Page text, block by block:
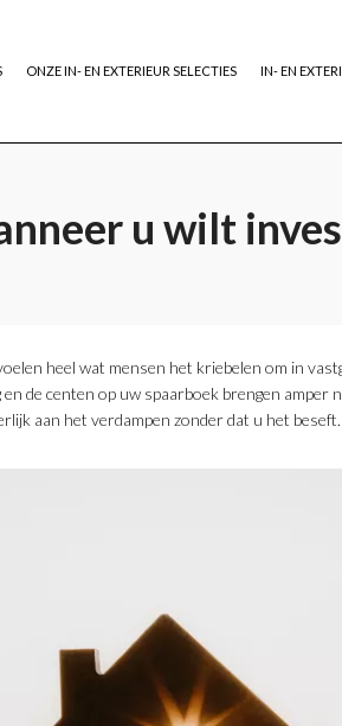
ONZE IN- EN EXTERIEUR SELECTIES IN- EN
u wilt
heel wat mensen het kriebelen om in
de centen op uw spaarboek brengen amper
aan het verdampen zonder dat u het beseft.